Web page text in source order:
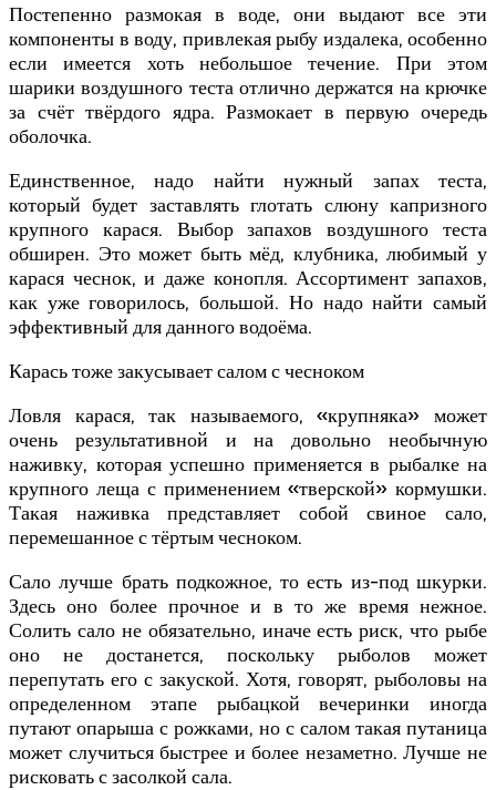
Постепенно размокая в воде, они выдают все эти
компоненты в воду, привлекая рыбу издалека, особенно
если имеется хоть небольшое течение. При этом
шарики воздушного теста отлично держатся на крючке
за счёт твёрдого ядра. Размокает в первую очередь
оболочка.
Единственное, надо найти нужный запах теста,
который будет заставлять глотать слюну капризного
крупного карася. Выбор запахов воздушного теста
обширен. Это может быть мёд, клубника, любимый у
карася чеснок, и даже конопля. Ассортимент запахов,
как уже говорилось, большой. Но надо найти самый
эффективный для данного водоёма.
Карась тоже закусывает салом с чесноком
Ловля карася, так называемого, «крупняка» может
очень результативной и на довольно необычную
наживку, которая успешно применяется в рыбалке на
крупного леща с применением «тверской» кормушки.
Такая наживка представляет собой свиное сало,
перемешанное с тёртым чесноком.
Сало лучше брать подкожное, то есть из-под шкурки.
Здесь оно более прочное и в то же время нежное.
Солить сало не обязательно, иначе есть риск, что рыбе
оно не достанется, поскольку рыболов может
перепутать его с закуской. Хотя, говорят, рыболовы на
определенном этапе рыбацкой вечеринки иногда
путают опарыша с рожками, но с салом такая путаница
может случиться быстрее и более незаметно. Лучше не
рисковать с засолкой сала.